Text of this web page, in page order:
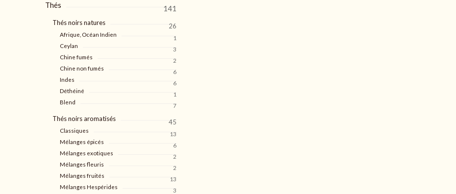
Thés 141
Thés noirs natures 26
Afrique, Océan Indien
1
Ceylan
3
Chine fumés
2
Chine non fumés
6
Indes
6
Déthéiné
1
Blend
7
Thés noirs aromatisés 45
Classiques
13
Mélanges épicés
6
Mélanges exotiques
2
Mélanges fleuris
2
Mélanges fruités
13
Mélanges Hespérides
3